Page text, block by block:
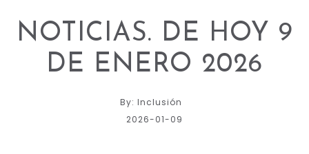
NOTICIAS. DE HOY 9
DE ENERO 2026
By: Inclusión
2026-01-09